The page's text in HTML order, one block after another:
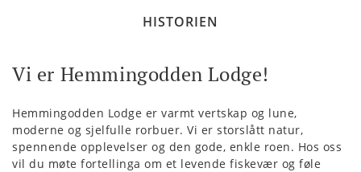
HISTORIEN
Vi er Hemmingodden Lodge!
Hemmingodden Lodge er varmt vertskap og lune,
moderne og sjelfulle rorbuer. Vi er storslått natur,
spennende opplevelser og den gode, enkle roen. Hos oss
vil du møte fortellinga om et levende fiskevær og føle